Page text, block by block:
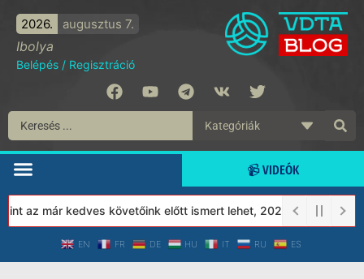
2026. augusztus 7.
Ibolya
Belépés / Regisztráció
📹 VIDEÓK
már kedves követőink előtt ismert lehet, 2023-tól a Védett
EN FR DE HU IT RU ES